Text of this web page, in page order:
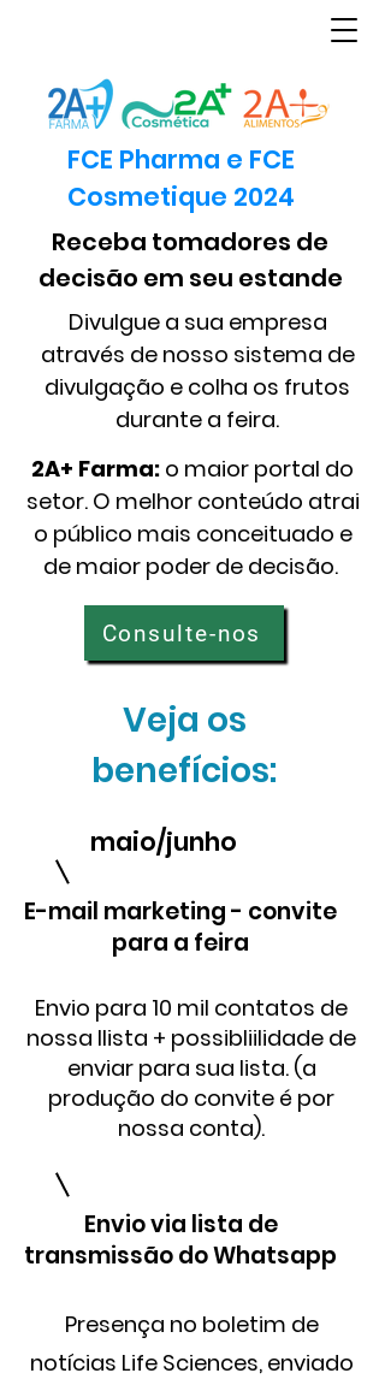
FCE Pharma e FCE
Cosmetique 2024
Receba tomadores de
decisão em seu estande
Divulgue a sua empresa
através de nosso sistema de
divulgação e colha os frutos
durante a feira.
2A+ Farma: o maior portal do
setor. O melhor conteúdo atrai
o público mais conceituado e
de maior poder de decisão.
Consulte-nos
Veja os
benefícios:
maio/junho
E-mail marketing - convite
para a feira
Envio para 10 mil contatos de
nossa llista + possibliilidade de
enviar para sua lista. (a
produção do convite é por
nossa conta).
Envio via lista de
transmissão do Whatsapp
Presença no boletim de
notícias Life Sciences, enviado